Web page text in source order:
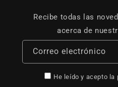
Recibe todas las
acerca de
Correo electrónico
He leído y acepto la